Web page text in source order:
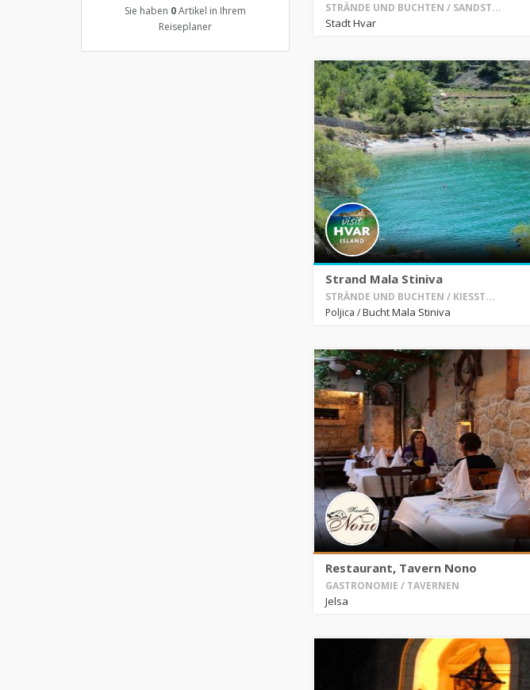
Sie haben 0Artikel in Ihrem
Reiseplaner
STRÄNDE UND BUCHTEN / SANDST...
Stadt Hvar
Strand Mala Stiniva
STRÄNDE UND BUCHTEN / KIESST...
Poljica /Bucht Mala Stiniva
Restaurant, Tavern Nono
GASTRONOMIE / TAVERNEN
Jelsa